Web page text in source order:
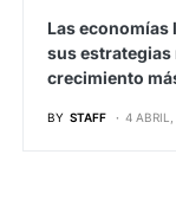
Las economías
sus estrategias
crecimiento
BY STAFF 4 ABRIL,